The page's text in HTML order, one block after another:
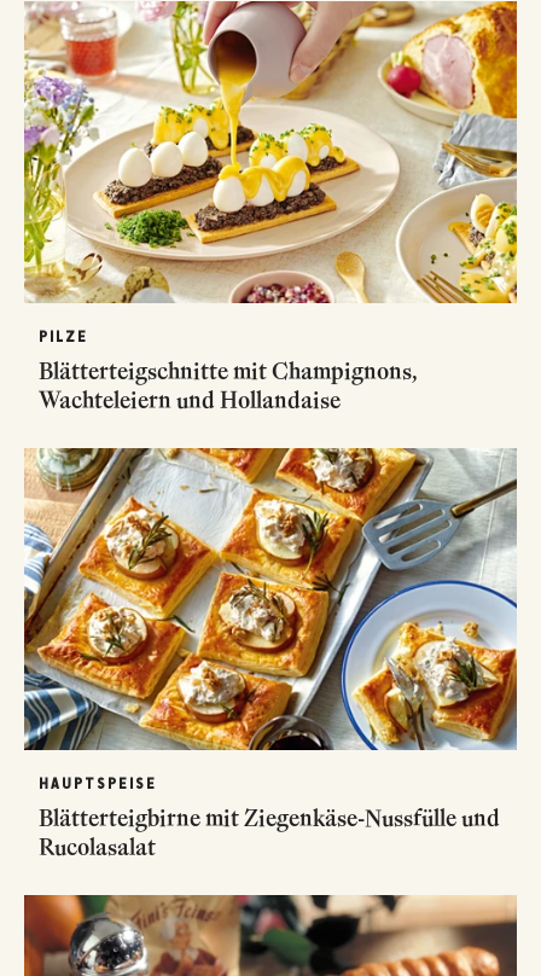
PILZE
Blätterteigschnitte mit Champignons,
Wachteleiern und Hollandaise
HAUPTSPEISE
Blätterteigbirne mit Ziegenkäse-Nussfülle und
Rucolasalat